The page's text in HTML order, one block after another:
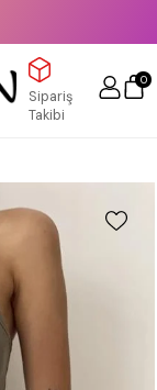
Sipariş
Takibi
0